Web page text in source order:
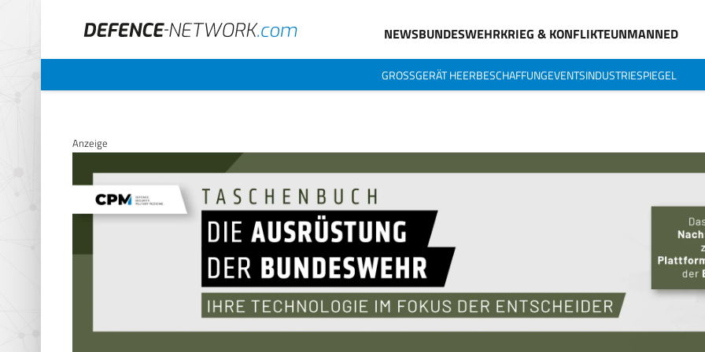
NEWSBUNDESWEHRKRIEG & KONFLIKTEUNMANNED
GROSSGERÄT HEERBESCHAFFUNGEVENTSINDUSTRIESPIEGEL
Anzeige